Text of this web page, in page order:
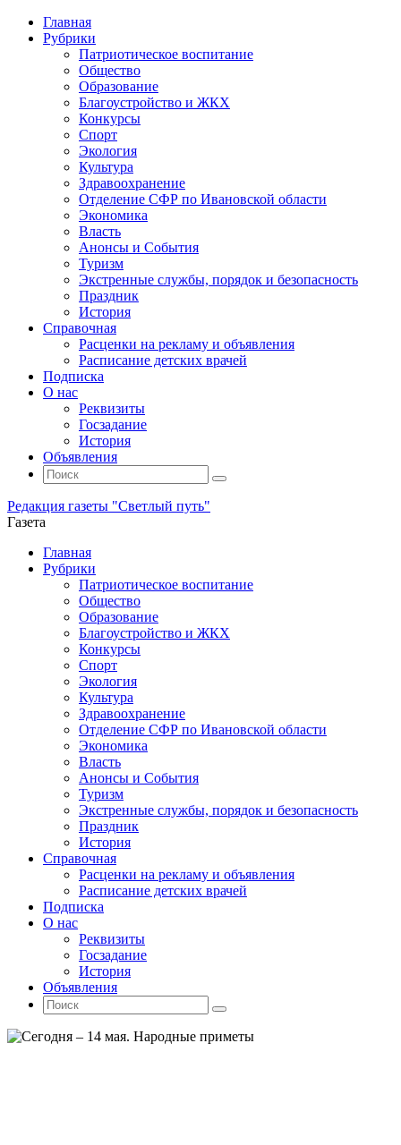
Главная
Рубрики
Патриотическое воспитание
Общество
Образование
Благоустройство и ЖКХ
Конкурсы
Спорт
Экология
Культура
Здравоохранение
Отделение СФР по Ивановской области
Экономика
Власть
Анонсы и События
Туризм
Экстренные службы, порядок и безопасность
Праздник
История
Справочная
Расценки на рекламу и объявления
Расписание детских врачей
Подписка
О нас
Реквизиты
Госзадание
История
Объявления
Поиск
Искать:
Поиск
Редакция газеты "Светлый путь"
Газета
Промотать
содержимому
Главная
Рубрики
Патриотическое воспитание
Общество
Образование
Благоустройство и ЖКХ
Конкурсы
Спорт
Экология
Культура
Здравоохранение
Отделение СФР по Ивановской области
Экономика
Власть
Анонсы и События
Туризм
Экстренные службы, порядок и безопасность
Праздник
История
Справочная
Расценки на рекламу и объявления
Расписание детских врачей
Подписка
О нас
Реквизиты
Госзадание
История
Объявления
Поиск
Искать:
Поиск